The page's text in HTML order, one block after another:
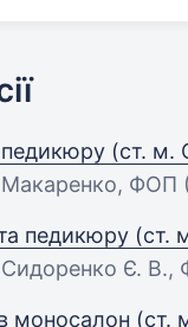
(ст. м.
Макаренко, ФОП
педикюру (ст.
Сидоренко Є. В.,
моносалон (ст.